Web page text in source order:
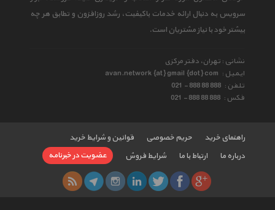
سرویس به دنبال ارائه خدمات باکیفیت، رشد روزافزون و تطابق هر چه
بیشتر خود با نیاز مشتریان است.
نشانی : تهران، دفتر مرکزی
ایمیل : avan.network {at} gmail {dot} com
تلفن : 021 - 888 88 888
فکس : 021 - 888 88 888
راهنمای خرید حریم خصوصی
قوانین و شرایط خرید
درباره ما
ارتباط با ما شرایط فروش عضویت در خبرنامه